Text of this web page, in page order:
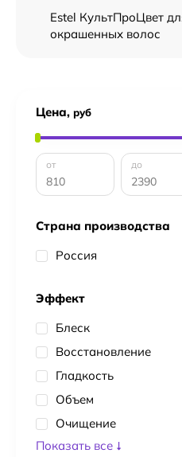
Estel КультПроЦвет
окрашенных волос
Цена, руб
от до
Страна производства
Россия
Эффект
Блеск
Восстановление
Гладкость
Объем
Очищение
Показать все